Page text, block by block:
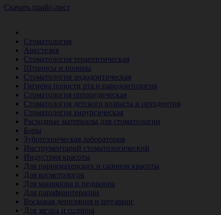
Скачать прайс-лист
Стоматология
Анестезия
Стоматология терапевтическая
Штрипсы и полиры
Стоматология эндодонтическая
Гигиена полости рта и пародонтология
Стоматология ортопедическая
Стоматология детского возраста и ортодонтия
Стоматология хирургическая
Расходные материалы для стоматологии
Боры
Зуботехническая лаборатория
Инструментарий стоматологический
Индустрия красоты
Для парикмахерских и салонов красоты
Для косметологов
Для маникюра и педикюра
Для парафинотерапии
Восковая депиляция и шугаринг
Для загара и солярия